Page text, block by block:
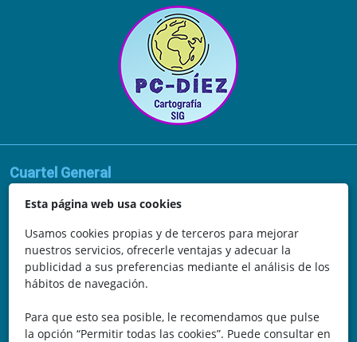
Esta página web usa cookies
Usamos cookies propias y de terceros para mejorar
nuestros servicios, ofrecerle ventajas y adecuar la
publicidad a sus preferencias mediante el análisis de los
hábitos de navegación.
Para que esto sea posible, le recomendamos que pulse
la opción “Permitir todas las cookies”. Puede consultar en
Cuartel General
Avda. de la Vega, 62
N.I.F.: 44252675-P
Belicena, Granada
España
Teléfono: 646 672 931